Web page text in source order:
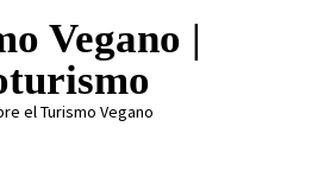
Vegano |
el Turismo Vegano